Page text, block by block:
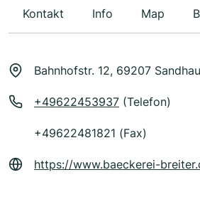
Kontakt Info Map
Bahnhofstr. 12, 69207
+49622453937 (Telefon)
+49622481821 (Fax)
https://www.baeckerei-